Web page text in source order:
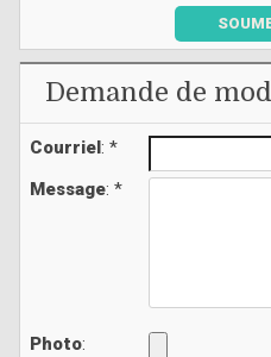
Demande de
Courriel: *
Message: *
Photo: